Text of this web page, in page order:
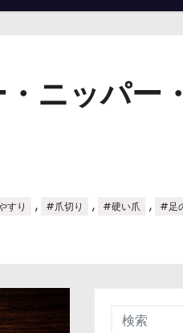
ニッパー
すり , #爪切り , #硬い爪 , #足